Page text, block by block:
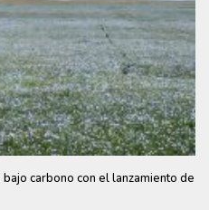
carbono con el lanzamiento de